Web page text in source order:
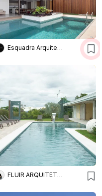
Esquadra Arquitetos
FLUIR ARQUITETURA E VIDA